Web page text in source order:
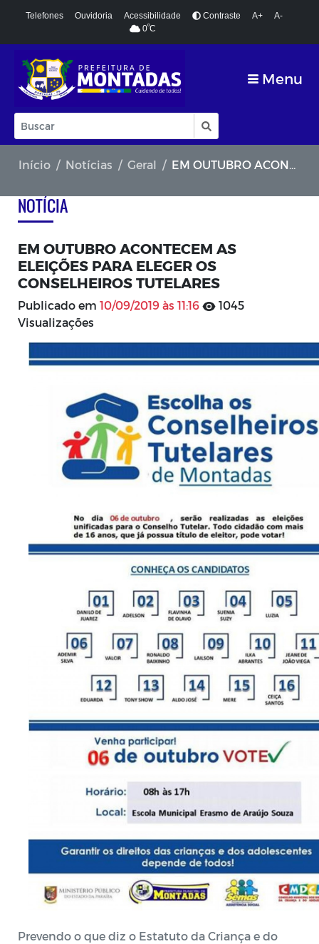
Telefones Ouvidoria Acessibilidade Contraste A+
A-
0ºC
Menu
Início Notícias Geral EM OUTUBRO ACONTECEM AS ELEIÇÕES PARA ELEGER OS CONSELHEIROS TUTELARES
NOTÍCIA
EM OUTUBRO ACONTECEM AS
ELEIÇÕES PARA ELEGER OS
CONSELHEIROS TUTELARES
Publicado em 10/09/2019 às 11:16
1045
Visualizações
Prevendo o que diz o Estatuto da Criança e do